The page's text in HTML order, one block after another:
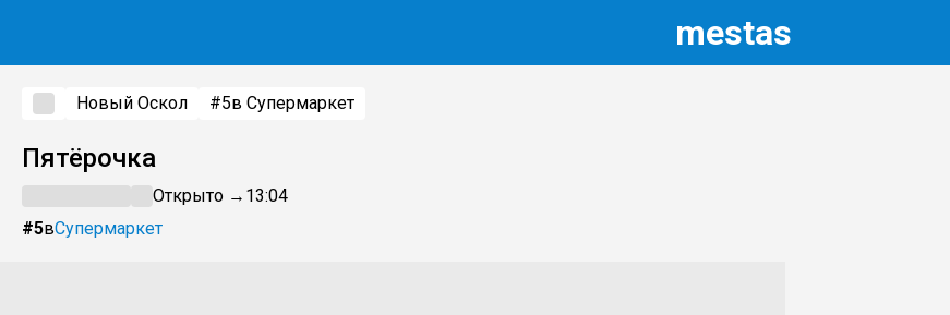
mestas
Новый Оскол #5в Супермаркет
Пятёрочка
Открыто → 13:04
#5вСупермаркет